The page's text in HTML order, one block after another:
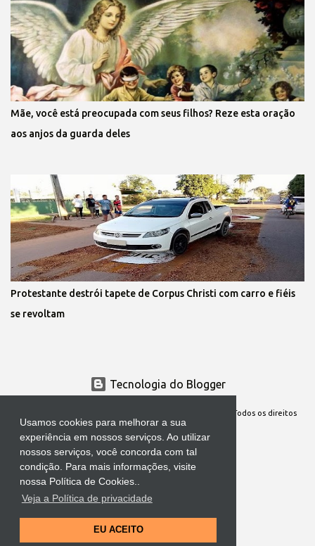
Usamos cookies para melhorar a sua
experiência em nossos serviços. Ao utilizar
nossos serviços, você concorda com tal
condição. Para mais informações, visite
nossa Política de Cookies..
Veja a Política de privacidade
EU ACEITO
Mãe, você está preocupada com seus filhos? Reze esta oração
aos anjos da guarda deles
Protestante destrói tapete de Corpus Christi com carro e fiéis
se revoltam
Tecnologia do Blogger
Site Oficial da Comunidade Nossa Senhora cuida de mim. Todos os direitos